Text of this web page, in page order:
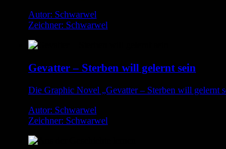
Autor: Schwarwel
Zeichner: Schwarwel
Gevatter – Sterben will gelernt sein
Die Graphic Novel „Gevatter – Sterben will gelernt
Autor: Schwarwel
Zeichner: Schwarwel